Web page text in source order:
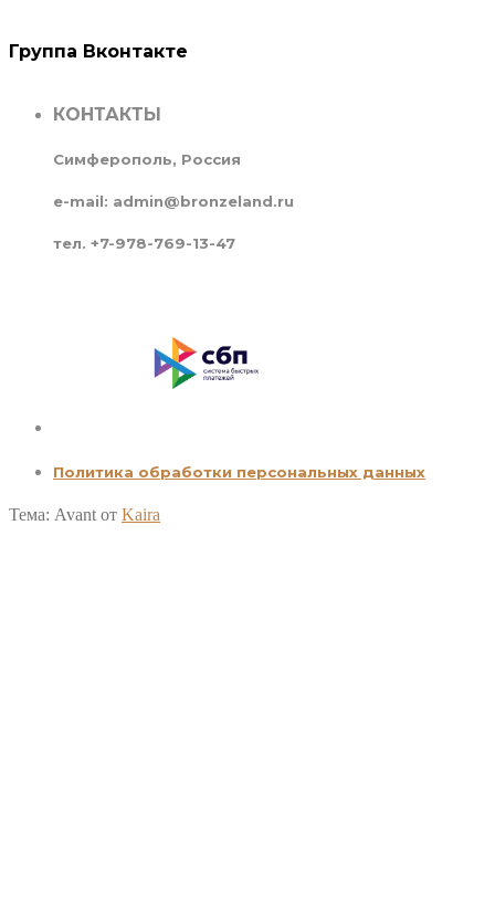
Группа Вконтакте
КОНТАКТЫ
Симферополь, Россия
e-mail: admin@bronzeland.ru
тел. +7-978-769-13-47
Политика обработки персональных данных
Тема: Avant от Kaira